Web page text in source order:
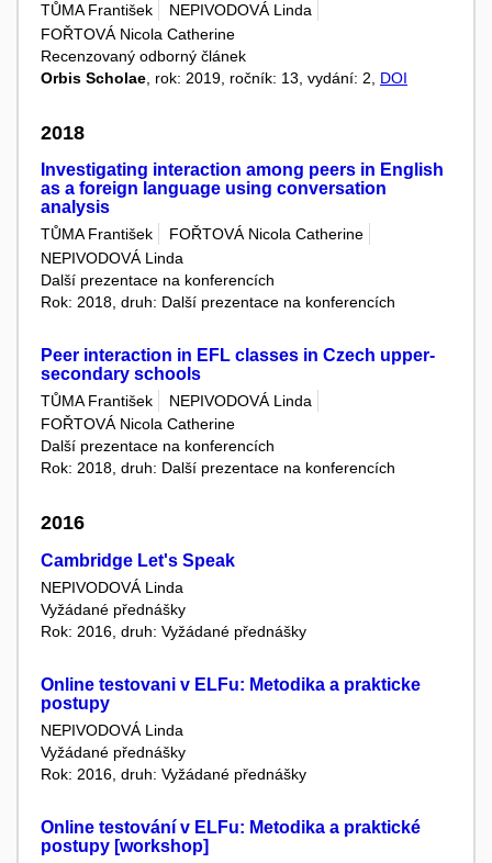
TŮMA František
NEPIVODOVÁ Linda
FOŘTOVÁ Nicola Catherine
Recenzovaný odborný článek
Orbis Scholae , rok: 2019, ročník: 13, vydání: 2, DOI
2018
Investigating interaction among peers in English
as a foreign language using conversation
analysis
TŮMA František
FOŘTOVÁ Nicola Catherine
NEPIVODOVÁ Linda
Další prezentace na konferencích
Rok: 2018, druh: Další prezentace na konferencích
Peer interaction in EFL classes in Czech upper-
secondary schools
TŮMA František
NEPIVODOVÁ Linda
FOŘTOVÁ Nicola Catherine
Další prezentace na konferencích
Rok: 2018, druh: Další prezentace na konferencích
2016
Cambridge Let's Speak
NEPIVODOVÁ Linda
Vyžádané přednášky
Rok: 2016, druh: Vyžádané přednášky
Online testovani v ELFu: Metodika a prakticke
postupy
NEPIVODOVÁ Linda
Vyžádané přednášky
Rok: 2016, druh: Vyžádané přednášky
Online testování v ELFu: Metodika a praktické
postupy [workshop]